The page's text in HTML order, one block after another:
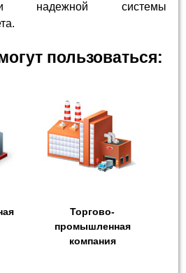
надежной системы
пользоваться:
Торгово-
промышленная
компания